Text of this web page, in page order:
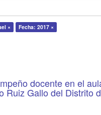
× Fecha: 2017 ×
docente en el
Ruiz Gallo del Distrito